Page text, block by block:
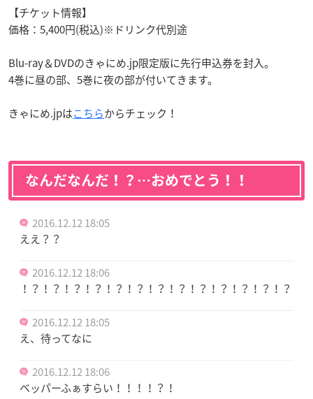
【チケット情報】
価格：5,400円(税込)※ドリンク代別途
Blu-ray＆DVDのきゃにめ.jp限定版に先行申込券を封入。
4巻に昼の部、5巻に夜の部が付いてきます。
きゃにめ.jpはこちらからチェック！
なんだなんだ！？…おめでとう！！
2016.12.12 18:05
ええ？？
2016.12.12 18:06
！？！？！？！？！？！？！？！？！？！？！？！？！？
2016.12.12 18:05
え、待ってなに
2016.12.12 18:06
ベッパーふぁすらい！！！！？！